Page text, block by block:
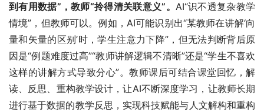
到有用数据”，教师“拎得清关联意义”。 AI“识不透复杂教学
情境”，但教师可以。例如，AI可能识别出“某教师在讲解‘向
量和矢量的区别’时，学生注意力下降”，但无法判断背后原
因是“例题难度过高”“教师讲解逻辑不清晰”还是“学生不喜欢
这样的讲解方式导致分心”。教师课后可结合课堂回忆，解
读、反思、重构教学设计，让AI不断深度学习，让教师长期
进行基于数据的教学反思，实现科技赋能与人文解构和重构